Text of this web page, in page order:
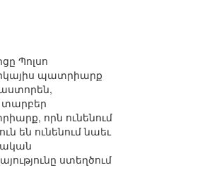
Պոլսո
պատրիարք
տարբեր
որն ունենում
են ունենում նաեւ
ստեղծում